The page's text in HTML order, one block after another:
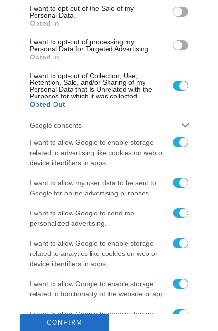
consent section.
I want to opt-out of the Sale of my
Personal Data.
Opted In
I want to opt-out of processing my
Personal Data for Targeted Advertising.
Opted In
I want to opt-out of Collection, Use,
Retention, Sale, and/or Sharing of my
Personal Data that Is Unrelated with the
Purposes for which it was collected.
Opted Out
Google consents
I want to allow Google to enable storage
related to advertising like cookies on web or
device identifiers in apps.
I want to allow my user data to be sent to
Google for online advertising purposes.
I want to allow Google to send me
personalized advertising.
I want to allow Google to enable storage
related to analytics like cookies on web or
device identifiers in apps.
I want to allow Google to enable storage
related to functionality of the website or app.
I want to allow Google to enable storage
related to personalization.
CONFIRM
ΡΟΗ ΕΙΔΗΣΕΩΝ
Το χρηματοδοτούμενο
από την ΕΕ έργο “The
Gaming Police”
ενισχύει την ασφάλεια
των παιδιών στο
31.07.2026
ΑΑΔΕ: Διευκρινίσεις
για τα πρόστιμα σε
παραβάσεις που
31.07.2026
Τεχνητή Νοημοσύνη
δεν είναι απλώς μια
νέα τεχνολογία, είναι
επανάσταση»
31.07.2026
Νέος οδηγός του ΕΚΤ
για τη χρηματοδότηση
των ελληνικών
επιχειρήσεων στον
χώρο της άμυνας